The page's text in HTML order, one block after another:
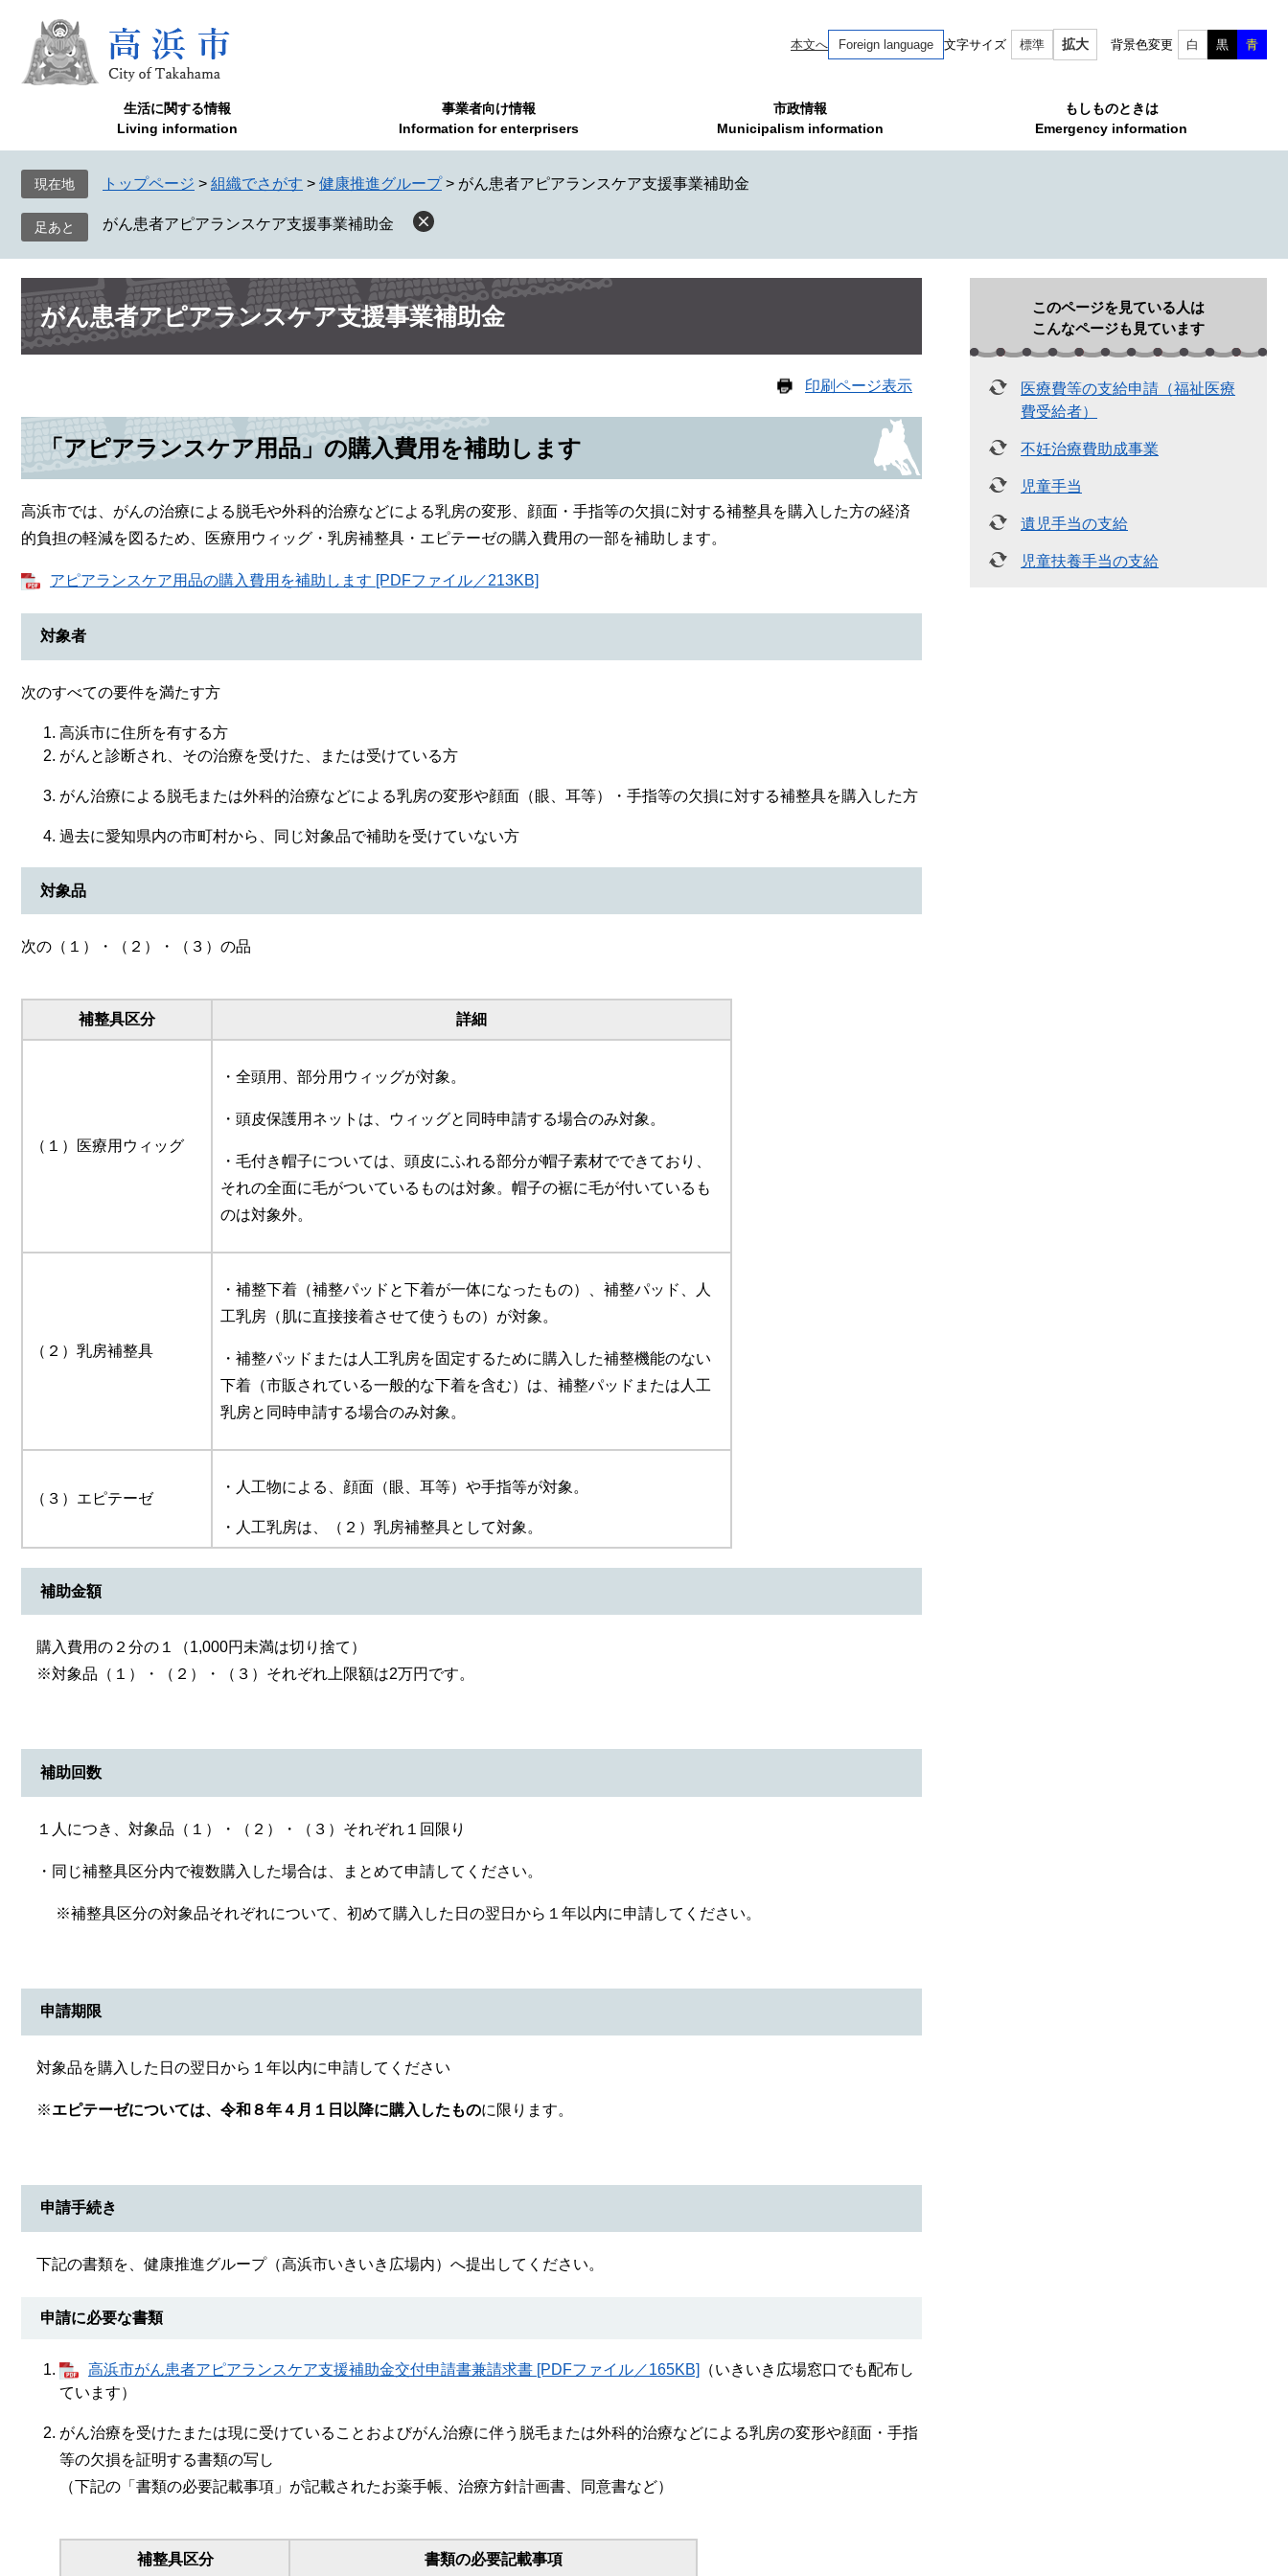
で
ば
へ
本文へ Foreign language 文字サイズ 標準 拡大 背景色変更 白 黒 青
生活に関する情報
Living information
事業者向け情報
Information for enterprisers
市政情報
Municipalism information
もしものときは
Emergency information
現在地 トップページ > 組織でさがす > 健康推進グループ > がん患者アピアランスケア支援事業補助金
がん患者アピアランスケア支援事業補助金
本
文 がん患者アピアランスケア支援事業補助金
印刷ページ表示
「アピアランスケア用品」の購入費用を補助します
高浜市では、がんの治療による脱毛や外科的治療などによる乳房の変形、顔面・手指等の欠損に対する補整具を購入した方の経済
的負担の軽減を図るため、医療用ウィッグ・乳房補整具・エピテーゼの購入費用の一部を補助します。
アピアランスケア用品の購入費用を補助します [PDFファイル／213KB]
対象者
次のすべての要件を満たす方
高浜市に住所を有する方
がんと診断され、その治療を受けた、または受けている方
がん治療による脱毛または外科的治療などによる乳房の変形や顔面（眼、耳等）・手指等の欠損に対する補整具を購入した方
過去に愛知県内の市町村から、同じ対象品で補助を受けていない方
対象品
次の（１）・（２）・（３）の品
補整具区分 詳細
（１）医療用ウィッグ
・全頭用、部分用ウィッグが対象。
・頭皮保護用ネットは、ウィッグと同時申請する場合のみ対象。
・毛付き帽子については、頭皮にふれる部分が帽子素材でできており、
それの全面に毛がついているものは対象。帽子の裾に毛が付いているも
のは対象外。
（２）乳房補整具
・補整下着（補整パッドと下着が一体になったもの）、補整パッド、人
工乳房（肌に直接接着させて使うもの）が対象。
・補整パッドまたは人工乳房を固定するために購入した補整機能のない
下着（市販されている一般的な下着を含む）は、補整パッドまたは人工
乳房と同時申請する場合のみ対象。
（３）エピテーゼ
・人工物による、顔面（眼、耳等）や手指等が対象。
・人工乳房は、（２）乳房補整具として対象。
補助金額
購入費用の２分の１（1,000円未満は切り捨て）
※対象品（１）・（２）・（３）それぞれ上限額は2万円です。
補助回数
１人につき、対象品（１）・（２）・（３）それぞれ１回限り
・同じ補整具区分内で複数購入した場合は、まとめて申請してください。
※補整具区分の対象品それぞれについて、初めて購入した日の翌日から１年以内に申請してください。
申請期限
対象品を購入した日の翌日から１年以内に申請してください
※エピテーゼについては、令和８年４月１日以降に購入したものに限ります。
申請手続き
下記の書類を、健康推進グループ（高浜市いきいき広場内）へ提出してください。
申請に必要な書類
高浜市がん患者アピアランスケア支援補助金交付申請書兼請求書 [PDFファイル／165KB]
（いきいき広場窓口でも配布し
ています）
がん治療を受けたまたは現に受けていることおよびがん治療に伴う脱毛または外科的治療などによる乳房の変形や顔面・手指
等の欠損を証明する書類の写し
（下記の「書類の必要記載事項」が記載されたお薬手帳、治療方針計画書、同意書など）
補整具区分 書類の必要記載事項
このページを見ている人は
こんなページも見ています
医療費等の支給申請（福祉医療
費受給者）
不妊治療費助成事業
児童手当
遺児手当の支給
児童扶養手当の支給